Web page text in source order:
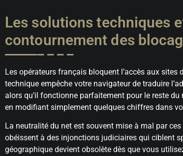
Les solutions techniques
contournement des
Les opérateurs français bloquent l’accès aux
technique empêche votre navigateur de traduire
alors qu’il fonctionne parfaitement pour le reste
en modifiant simplement quelques chiffres dans
La neutralité du net est souvent mise à mal par
obéissent à des injonctions judiciaires qui ciblent
géographique devient obsolète dès que vous